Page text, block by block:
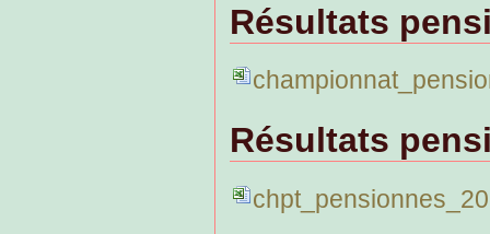
Résultats
Résultats